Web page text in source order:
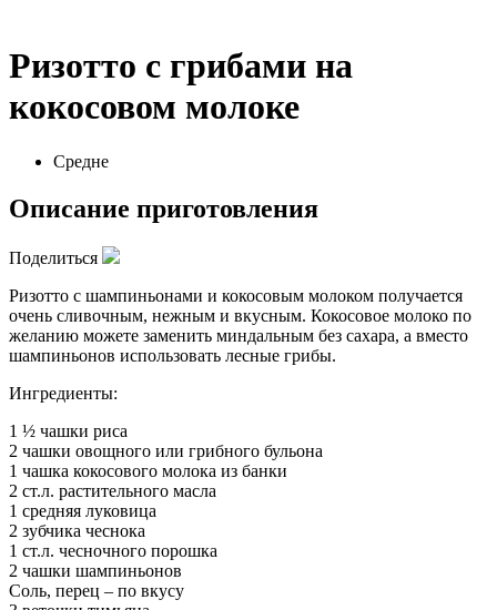
Ризотто с грибами на
кокосовом молоке
Средне
Описание приготовления
Поделиться
Ризотто с шампиньонами и кокосовым молоком получается
очень сливочным, нежным и вкусным. Кокосовое молоко по
желанию можете заменить миндальным без сахара, а вместо
шампиньонов использовать лесные грибы.
Ингредиенты:
1 ½ чашки риса
2 чашки овощного или грибного бульона
1 чашка кокосового молока из банки
2 ст.л. растительного масла
1 средняя луковица
2 зубчика чеснока
1 ст.л. чесночного порошка
2 чашки шампиньонов
Соль, перец – по вкусу